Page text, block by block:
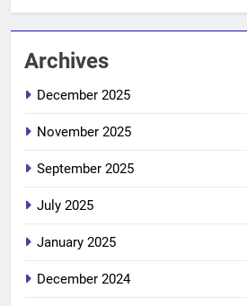
Archives
December 2025
November 2025
September 2025
July 2025
January 2025
December 2024